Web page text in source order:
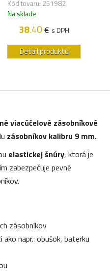
Kód tovaru: 251982
Na sklade
38.40€ s DPH
Detail produktu
viacúčelové zásobníkové
zásobníkov kalibru 9 mm.
elastickej šnúry, ktorá je
zabezpečuje pevné
zásobníkov
napr.: obušok, baterku